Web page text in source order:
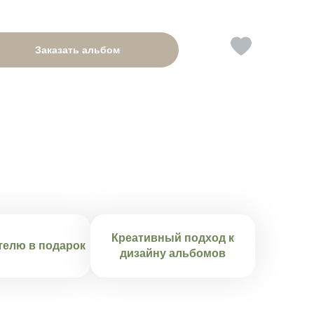
Заказать альбом
Добавить
в
в подарок
Креативный подход к
дизайну альбомов